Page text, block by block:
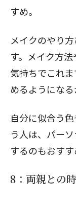
すめ。
メイクのやり
す。メイク方
気持ちでこれ
めるようになる
自分に似合う
う人は、 パー
するのもおすす
8：両親との